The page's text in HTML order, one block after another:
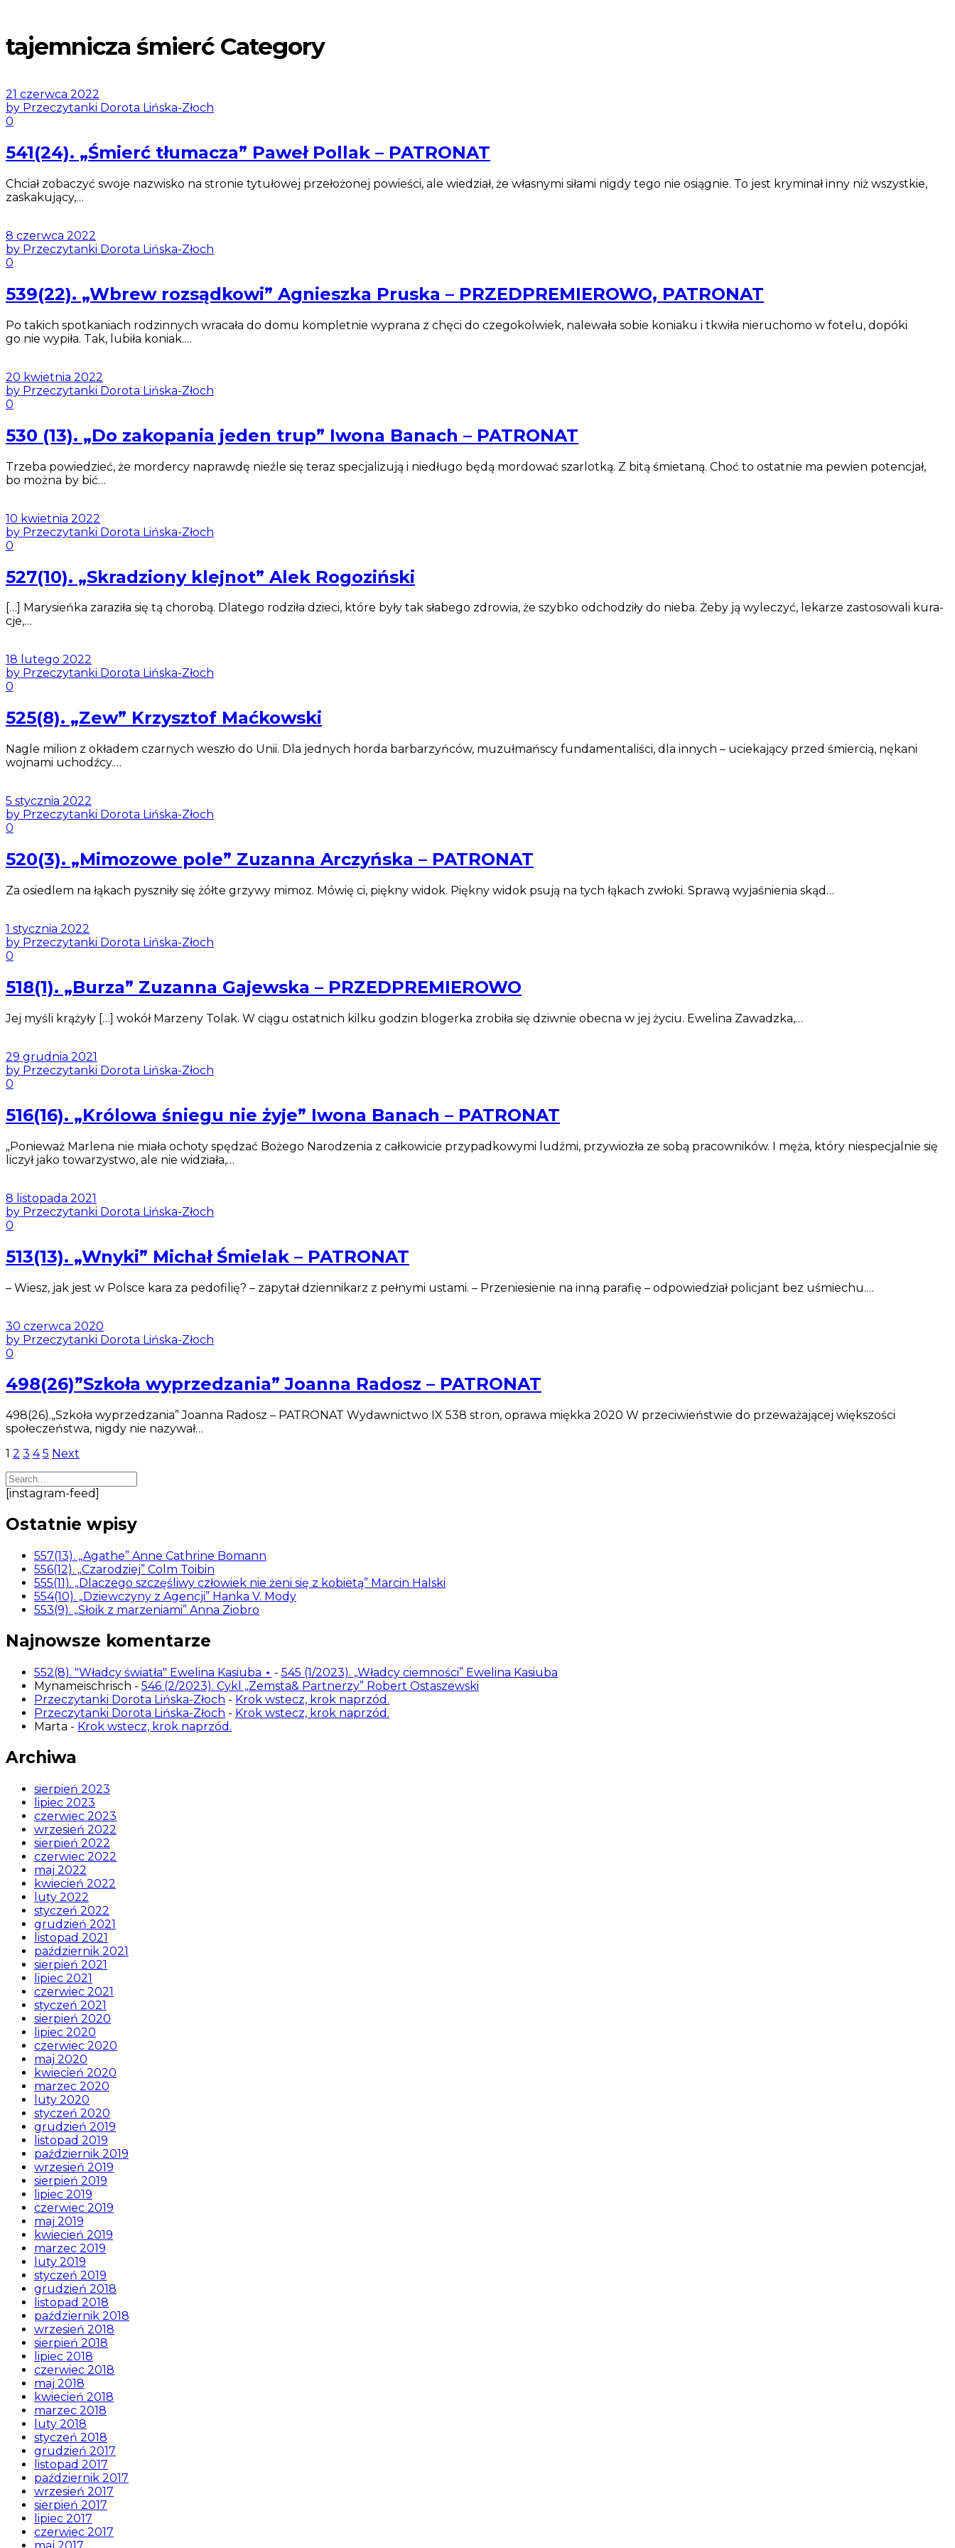
tajemnicza śmierć Category
21 czerwca 2022
by Przeczytanki Dorota Lińska-Złoch
0
541(24). „Śmierć tłumacza” Paweł Pollak – PATRONAT
Chciał zobaczyć swoje nazwisko na stronie tytułowej przełożonej powieści, ale wiedział, że własnymi siłami nigdy tego nie osiągnie. To jest kryminał inny niż wszystkie,
zaskakujący,…
8 czerwca 2022
by Przeczytanki Dorota Lińska-Złoch
0
539(22). „Wbrew rozsądkowi” Agnieszka Pruska – PRZEDPREMIEROWO, PATRONAT
Po takich spotkaniach rodzinnych wracała do domu kompletnie wyprana z chęci do czegokolwiek, nalewała sobie koniaku i tkwiła nieruchomo w fotelu, dopóki
go nie wypiła. Tak, lubiła koniak.…
20 kwietnia 2022
by Przeczytanki Dorota Lińska-Złoch
0
530 (13). „Do zakopania jeden trup” Iwona Banach – PATRONAT
Trzeba powiedzieć, że mordercy naprawdę nieźle się teraz specjalizują i niedługo będą mordować szarlotką. Z bitą śmietaną. Choć to ostatnie ma pewien potencjał,
bo można by bić…
10 kwietnia 2022
by Przeczytanki Dorota Lińska-Złoch
0
527(10). „Skradziony klejnot” Alek Rogoziński
[…] Mary­sień­ka zara­ziła się tą cho­robą. Dla­tego ro­dzi­ła dzie­ci, które były tak sła­bego zdro­wia, że szyb­ko odcho­dziły do nieba. Żeby ją wyle­czyć, leka­rze zasto­so­wali kura­
cje,…
18 lutego 2022
by Przeczytanki Dorota Lińska-Złoch
0
525(8). „Zew” Krzysztof Maćkowski
Nagle milion z okładem czarnych weszło do Unii. Dla jednych horda barbarzyńców, muzułmańscy fundamentaliści, dla innych – uciekający przed śmiercią, nękani
wojnami uchodźcy.…
5 stycznia 2022
by Przeczytanki Dorota Lińska-Złoch
0
520(3). „Mimozowe pole” Zuzanna Arczyńska – PATRONAT
Za osiedlem na łąkach pyszniły się żółte grzywy mimoz. Mówię ci, piękny widok. Piękny widok psują na tych łąkach zwłoki. Sprawą wyjaśnienia skąd…
1 stycznia 2022
by Przeczytanki Dorota Lińska-Złoch
0
518(1). „Burza” Zuzanna Gajewska – PRZEDPREMIEROWO
Jej myśli krążyły […] wokół Marzeny Tolak. W ciągu ostatnich kilku godzin blogerka zrobiła się dziwnie obecna w jej życiu. Ewelina Zawadzka,…
29 grudnia 2021
by Przeczytanki Dorota Lińska-Złoch
0
516(16). „Królowa śniegu nie żyje” Iwona Banach – PATRONAT
„Ponieważ Marlena nie miała ochoty spędzać Bożego Narodzenia z całkowicie przypadkowymi ludźmi, przywiozła ze sobą pracowników. I męża, który niespecjalnie się
liczył jako towarzystwo, ale nie widziała,…
8 listopada 2021
by Przeczytanki Dorota Lińska-Złoch
0
513(13). „Wnyki” Michał Śmielak – PATRONAT
– Wiesz, jak jest w Polsce kara za pedofilię? – zapytał dziennikarz z pełnymi ustami. – Przeniesienie na inną parafię – odpowiedział policjant bez uśmiechu.…
30 czerwca 2020
by Przeczytanki Dorota Lińska-Złoch
0
498(26)”Szkoła wyprzedzania” Joanna Radosz – PATRONAT
498(26).„Szkoła wyprzedzania” Joanna Radosz – PATRONAT Wydawnictwo IX 538 stron, oprawa miękka 2020 W przeciwieństwie do przeważającej większości
społeczeństwa, nigdy nie nazywał…
Stronicowanie
wpisów
1 2 3 4 5 Next
[instagram-feed]
Ostatnie wpisy
557(13). „Agathe” Anne Cathrine Bomann
556(12). „Czarodziej” Colm Toibin
555(11). „Dlaczego szczęśliwy człowiek nie żeni się z kobietą” Marcin Halski
554(10). „Dziewczyny z Agencji” Hanka V. Mody
553(9). „Słoik z marzeniami” Anna Ziobro
Najnowsze komentarze
552(8). "Władcy światła" Ewelina Kasiuba ⋆ - 545 (1/2023). „Władcy ciemności” Ewelina Kasiuba
Mynameischrisch - 546 (2/2023). Cykl „Zemsta& Partnerzy” Robert Ostaszewski
Przeczytanki Dorota Lińska-Złoch - Krok wstecz, krok naprzód.
Przeczytanki Dorota Lińska-Złoch - Krok wstecz, krok naprzód.
Marta - Krok wstecz, krok naprzód.
Archiwa
sierpień 2023
lipiec 2023
czerwiec 2023
wrzesień 2022
sierpień 2022
czerwiec 2022
maj 2022
kwiecień 2022
luty 2022
styczeń 2022
grudzień 2021
listopad 2021
październik 2021
sierpień 2021
lipiec 2021
czerwiec 2021
styczeń 2021
sierpień 2020
lipiec 2020
czerwiec 2020
maj 2020
kwiecień 2020
marzec 2020
luty 2020
styczeń 2020
grudzień 2019
listopad 2019
październik 2019
wrzesień 2019
sierpień 2019
lipiec 2019
czerwiec 2019
maj 2019
kwiecień 2019
marzec 2019
luty 2019
styczeń 2019
grudzień 2018
listopad 2018
październik 2018
wrzesień 2018
sierpień 2018
lipiec 2018
czerwiec 2018
maj 2018
kwiecień 2018
marzec 2018
luty 2018
styczeń 2018
grudzień 2017
listopad 2017
październik 2017
wrzesień 2017
sierpień 2017
lipiec 2017
czerwiec 2017